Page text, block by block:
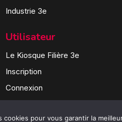
Industrie 3e
Utilisateur
Le Kiosque Filière 3e
Inscription
Connexion
cookies pour vous garantir la